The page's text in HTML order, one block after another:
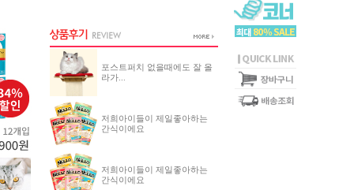
포스트퍼치 없을때에도 잘 올
라가...
저희아이들이 제일좋아하는
간식이에요
저희아이들이 제일좋아하는
간식이에요